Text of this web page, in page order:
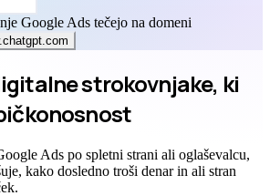
Google Ads tečejo na domeni
strokovnjake, ki
Ads po spletni strani ali oglaševalcu,
kako dosledno troši denar in ali stran